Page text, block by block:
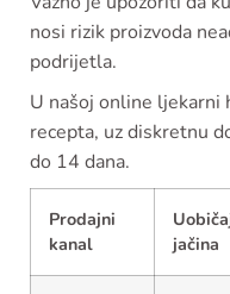
nosi rizik proizvoda
podrijetla.
U našoj online ljekarni
recepta, uz diskretnu
do 14 dana.
Prodajni
kanal
jačina